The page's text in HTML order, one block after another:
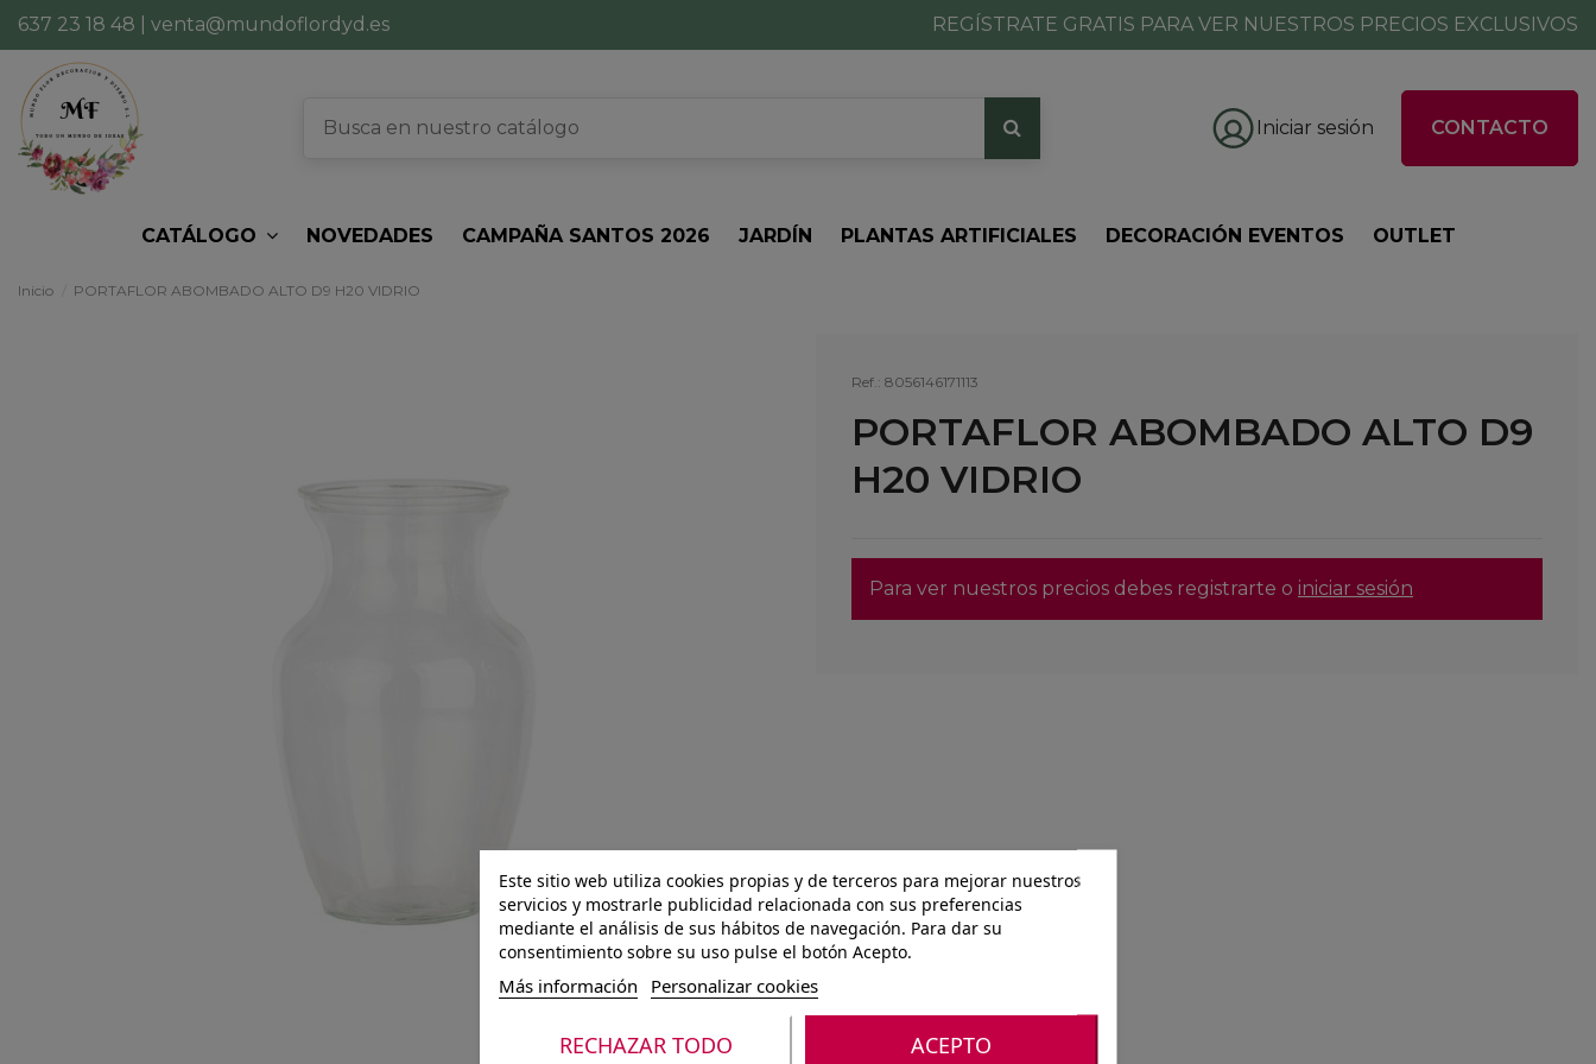
637 23 18 48 venta@mundoflordyd.es REGÍSTRATE GRATIS PARA VER NUESTROS PRECIOS EXCLUSIVOS
Iniciar sesión CONTACTO
CATÁLOGO NOVEDADES CAMPAÑA SANTOS 2026 JARDÍN PLANTAS ARTIFICIALES DECORACIÓN EVENTOS OUTLET
Inicio PORTAFLOR ABOMBADO ALTO D9 H20 VIDRIO
Ref.: 8056146171113
PORTAFLOR ABOMBADO ALTO D9
H20 VIDRIO
Para ver nuestros precios debes registrarte o iniciar sesión
Este sitio web utiliza cookies propias y de terceros para mejorar nuestros
servicios y mostrarle publicidad relacionada con sus preferencias
mediante el análisis de sus hábitos de navegación. Para dar su
consentimiento sobre su uso pulse el botón Acepto.
Más información Personalizar cookies
RECHAZAR TODO ACEPTO